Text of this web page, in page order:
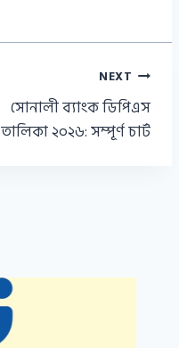
NEXT
সোনালী ব্যাংক ডিপিএস
তালিকা ২০২৬: সম্পূর্ণ চার্ট